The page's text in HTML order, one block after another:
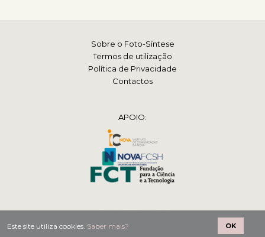
Sobre o Foto-Síntese
Termos de utilização
Política de Privacidade
Contactos
APOIO:
Este site utiliza cookies. Saber mais? OK